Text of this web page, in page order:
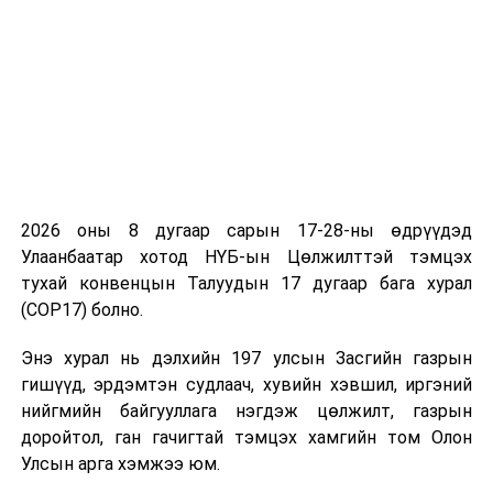
2026 оны 8 дугаар сарын 17-28-ны өдрүүдэд
Улаанбаатар хотод НҮБ-ын Цөлжилттэй тэмцэх
тухай конвенцын Талуудын 17 дугаар бага хурал
(COP17) болно.
Энэ хурал нь дэлхийн 197 улсын Засгийн газрын
гишүүд, эрдэмтэн судлаач, хувийн хэвшил, иргэний
нийгмийн байгууллага нэгдэж цөлжилт, газрын
доройтол, ган гачигтай тэмцэх хамгийн том Олон
Улсын арга хэмжээ юм.